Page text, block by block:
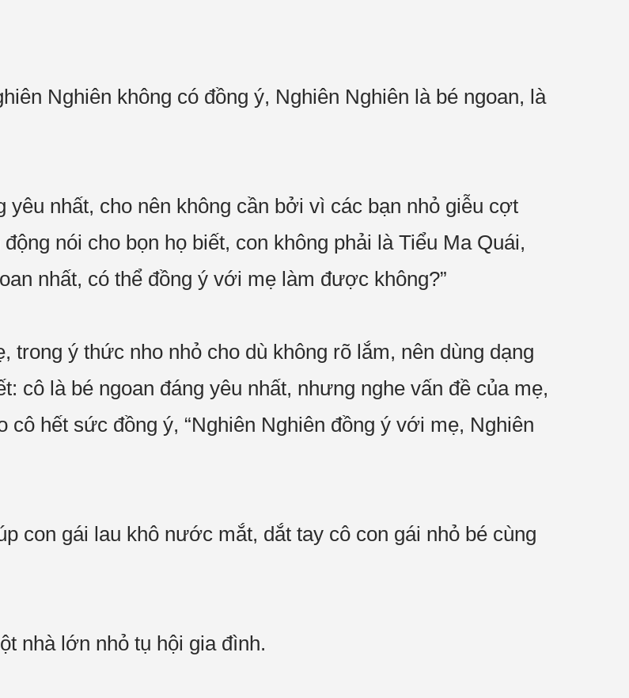
Nghiên không có đồng ý, Nghiên Nghiên là bé ngoan, là
yêu nhất, cho nên không cần bởi vì các bạn nhỏ giễu cợt
nói cho bọn họ biết, con không phải là Tiểu Ma Quái,
nhất, có thể đồng ý với mẹ làm được không?”
trong ý thức nho nhỏ cho dù không rõ lắm, nên dùng dạng
cô là bé ngoan đáng yêu nhất, nhưng nghe vấn đề của mẹ,
hết sức đồng ý, “Nghiên Nghiên đồng ý với mẹ, Nghiên
con gái lau khô nước mắt, dắt tay cô con gái nhỏ bé cùng
nhà lớn nhỏ tụ hội gia đình.